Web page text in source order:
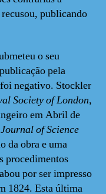
publicando
o seu
pela
negativo. Stockler
Society of London,
em Abril de
of Science
da obra e uma
procedimentos
por ser impresso
1824. Esta última